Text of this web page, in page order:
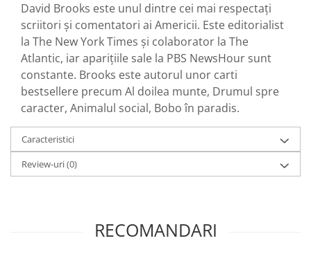
David Brooks este unul dintre cei mai respectați
scriitori și comentatori ai Americii. Este editorialist
la The New York Times și colaborator la The
Atlantic, iar aparițiile sale la PBS NewsHour sunt
constante. Brooks este autorul unor carti
bestsellere precum Al doilea munte, Drumul spre
caracter, Animalul social, Bobo în paradis.
Caracteristici
Review-uri(0)
RECOMANDARI